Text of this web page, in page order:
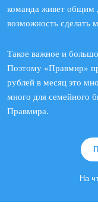
команда живет общим
возможность сделать
Такое важное и
Поэтому «Правмир»
рублей в месяц это
много для семейного
Правмира.
На